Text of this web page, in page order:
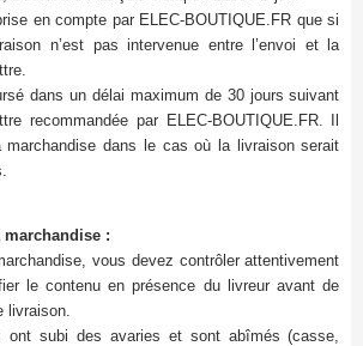
en compte par ELEC-BOUTIQUE.FR que si
n’est pas intervenue entre l’envoi et la
dans un délai maximum de 30 jours suivant
recommandée par ELEC-BOUTIQUE.FR. Il
marchandise dans le cas où la livraison serait
:
vous devez contrôler attentivement
le contenu en présence du livreur avant de
livraison.
ont subi des avaries et sont abîmés (casse,